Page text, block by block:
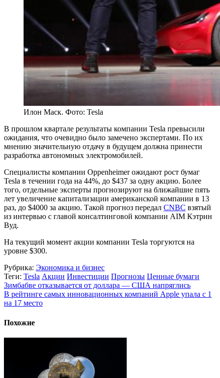
Илон Маск. Фото: Tesla
В прошлом квартале результаты компании Tesla превысили
ожидания, что очевидно было замечено экспертами. По их
мнению значительную отдачу в будущем должна принести
разработка автономных электромобилей.
Специалисты компании Oppenheimer ожидают рост бумаг
Tesla в течении года на 44%, до $437 за одну акцию. Более
того, отдельные эксперты прогнозируют на ближайшие пять
лет увеличение капитализации американской компании в 13
раз, до $4000 за акцию. Такой прогноз передал CNBC взятый
из интервью с главой консалтинговой компании AIM Кэтрин
Вуд.
На текущий момент акции компании Tesla торгуются на
уровне $300.
Рубрика: Экономика и бизнес
Теги: Tesla Акции Инвестиции Прогнозы Ценные бумаги
Зимбабве отказывается от доллара — США напряглись
В рейтинге самых инновационных компаний Apple упала с 1
на 17 место
Похожие